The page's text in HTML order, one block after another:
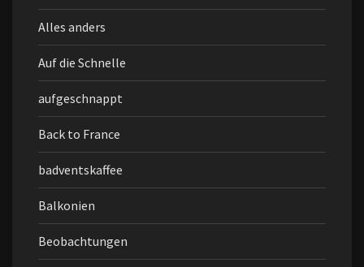
Alles anders
Auf die Schnelle
aufgeschnappt
Back to France
badventskaffee
Balkonien
Beobachtungen